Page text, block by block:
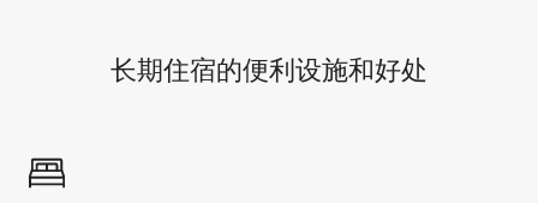
长期住宿的便利设施和好处